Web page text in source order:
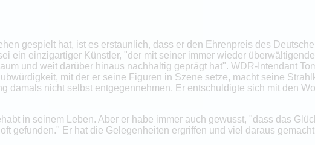
gespielt hat, ist es erstaunlich, dass er den Ehrenpreis des
ein einzigartiger Künstler, "der mit seiner immer wieder
und weit darüber hinaus nachhaltig geprägt hat". WDR-Intendant
mit der er seine Figuren in Szene setze, macht seine
damals nicht selbst entgegennehmen. Er entschuldigte sich mit den
in seinem Leben. Aber er habe immer auch gewusst, "dass das
gefunden." Er hat die Gelegenheiten ergriffen und viel daraus